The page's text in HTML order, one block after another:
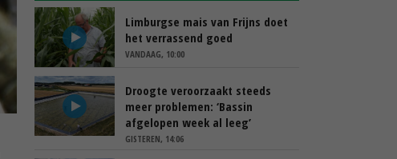
Limburgse mais van Frijns doet
het verrassend goed
VANDAAG, 10:00
Droogte veroorzaakt steeds
meer problemen: ‘Bassin
afgelopen week al leeg’
GISTEREN, 14:06